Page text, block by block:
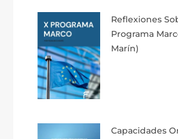
Reflexiones
Programa
Marín)
Capacidades